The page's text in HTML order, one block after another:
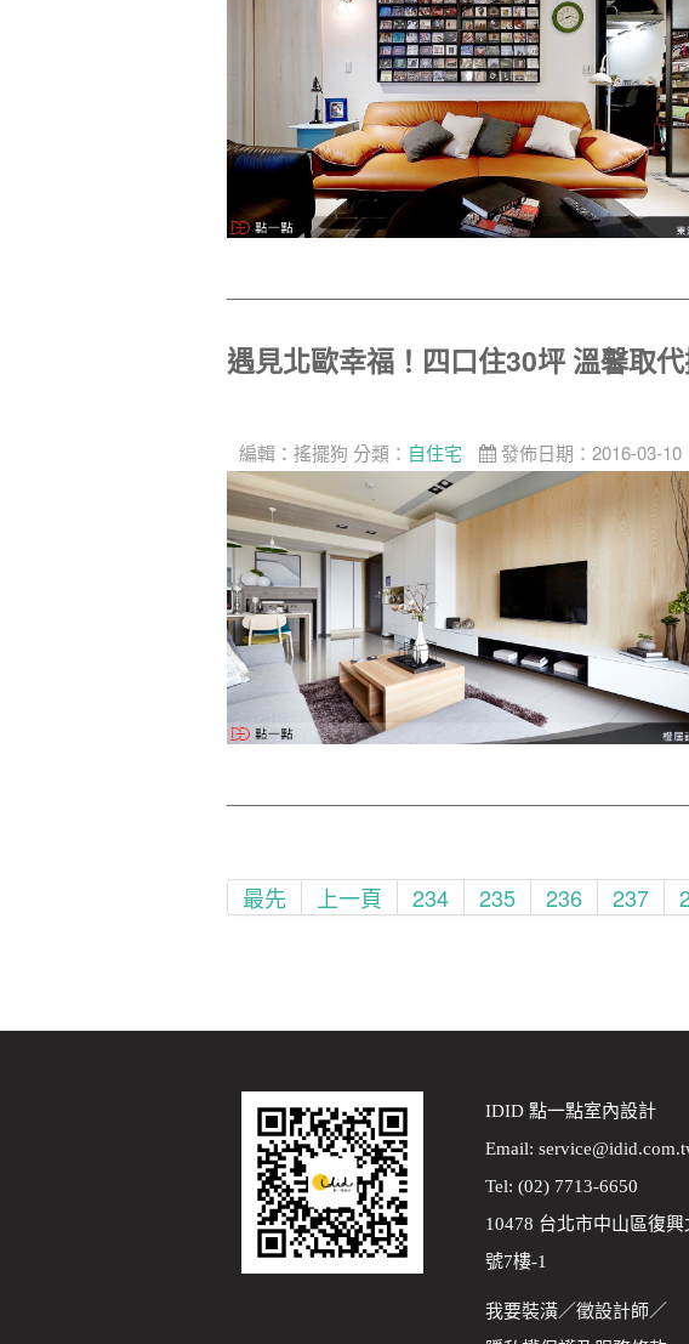
遇見北歐幸福！四口住30坪 溫馨取
編輯： 搖擺狗 分類： 自住宅 發佈日期：2016-03-10
最先
上一頁 234 235 236 237
IDID 點一點室內設計
Email:
Tel: (02) 7713-6650
10478 台北市中山區復興
號7樓-1
我要裝潢／徵設計師／